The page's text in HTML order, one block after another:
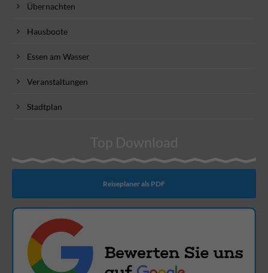
Übernachten
Hausboote
Essen am Wasser
Veranstaltungen
Stadtplan
Top Download
Reiseplaner als PDF